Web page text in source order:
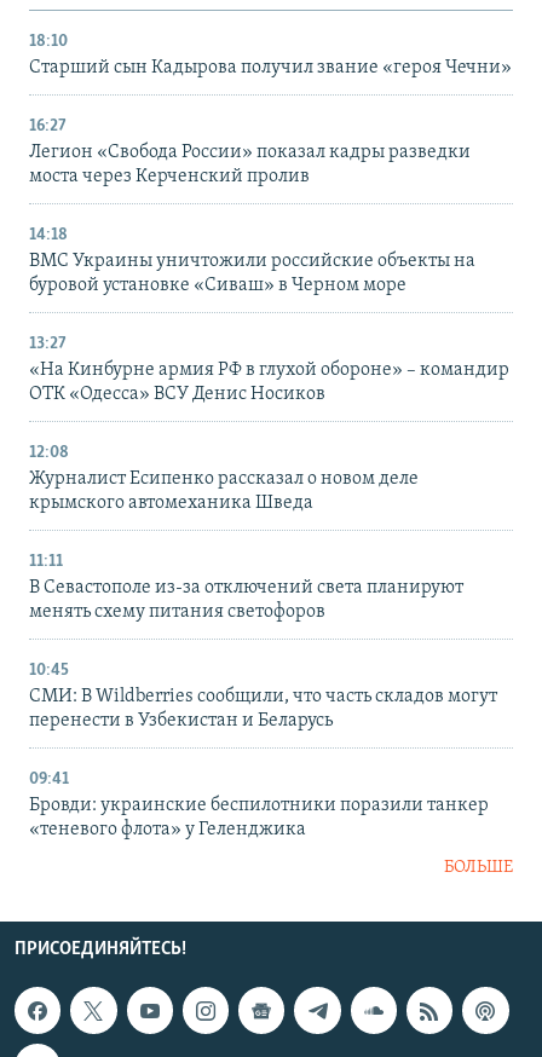
18:10
Старший сын Кадырова получил звание «героя Чечни»
16:27
Легион «Свобода России» показал кадры разведки
моста через Керченский пролив
14:18
ВМС Украины уничтожили российские объекты на
буровой установке «Сиваш» в Черном море
13:27
«На Кинбурне армия РФ в глухой обороне» – командир
ОТК «Одесса» ВСУ Денис Носиков
12:08
Журналист Есипенко рассказал о новом деле
крымского автомеханика Шведа
11:11
В Севастополе из-за отключений света планируют
менять схему питания светофоров
10:45
СМИ: В Wildberries сообщили, что часть складов могут
перенести в Узбекистан и Беларусь
09:41
Бровди: украинские беспилотники поразили танкер
«теневого флота» у Геленджика
БОЛЬШЕ
ПРИСОЕДИНЯЙТЕСЬ!